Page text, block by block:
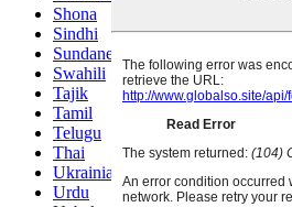
Shona
Sindhi
Sundanese
Swahili
Tajik
Tamil
Telugu
Thai
Ukrainian
Urdu